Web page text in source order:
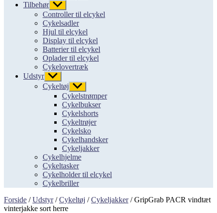
Tilbehør Vis
undermenu
Controller til elcykel
Cykelsadler
Hjul til elcykel
Display til elcykel
Batterier til elcykel
Oplader til elcykel
Cykelovertræk
Udstyr Vis
undermenu
Cykeltøj Vis
undermenu
Cykelstrømper
Cykelbukser
Cykelshorts
Cykeltrøjer
Cykelsko
Cykelhandsker
Cykeljakker
Cykelhjelme
Cykeltasker
Cykelholder til elcykel
Cykelbriller
Forside /Udstyr/Cykeltøj /Cykeljakker/ GripGrab PACR vindtæt
vinterjakke sort herre